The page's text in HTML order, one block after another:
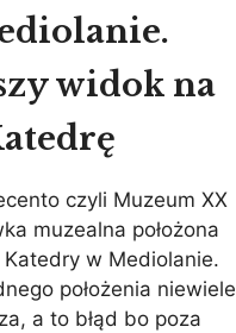
widok na
czyli Muzeum XX
muzealna położona
w Mediolanie.
położenia niewiele
a to błąd bo poza